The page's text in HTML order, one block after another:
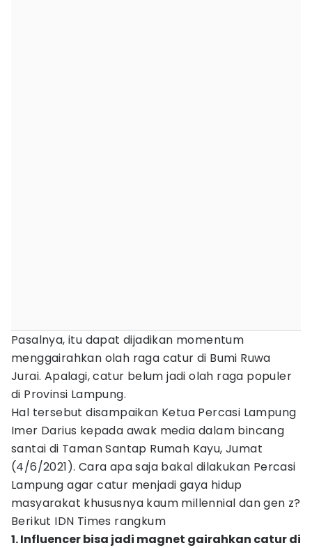
Pasalnya, itu dapat dijadikan momentum
menggairahkan olah raga catur di Bumi Ruwa
Jurai. Apalagi, catur belum jadi olah raga populer
di Provinsi Lampung.
Hal tersebut disampaikan Ketua Percasi Lampung
Imer Darius kepada awak media dalam bincang
santai di Taman Santap Rumah Kayu, Jumat
(4/6/2021). Cara apa saja bakal dilakukan Percasi
Lampung agar catur menjadi gaya hidup
masyarakat khususnya kaum millennial dan gen z?
Berikut IDN Times rangkum
1. Influencer bisa jadi magnet gairahkan catur di